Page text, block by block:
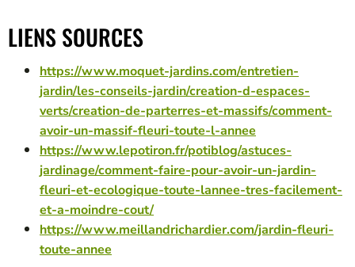
LIENS SOURCES
https://www.moquet-jardins.com/entretien-
jardin/les-conseils-jardin/creation-d-espaces-
verts/creation-de-parterres-et-massifs/comment-
avoir-un-massif-fleuri-toute-l-annee
https://www.lepotiron.fr/potiblog/astuces-
jardinage/comment-faire-pour-avoir-un-jardin-
fleuri-et-ecologique-toute-lannee-tres-facilement-
et-a-moindre-cout/
https://www.meillandrichardier.com/jardin-fleuri-
toute-annee